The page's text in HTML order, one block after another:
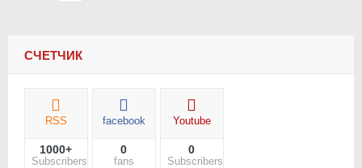
СЧЕТЧИК
RSS
1000+
Subscribers
facebook
0
fans
Youtube
0
Subscribers